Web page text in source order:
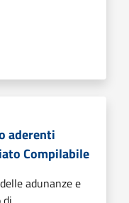
aderenti
Compilabile
adunanze e